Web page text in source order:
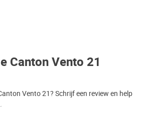
Canton Vento 21
Vento 21? Schrijf een review en help